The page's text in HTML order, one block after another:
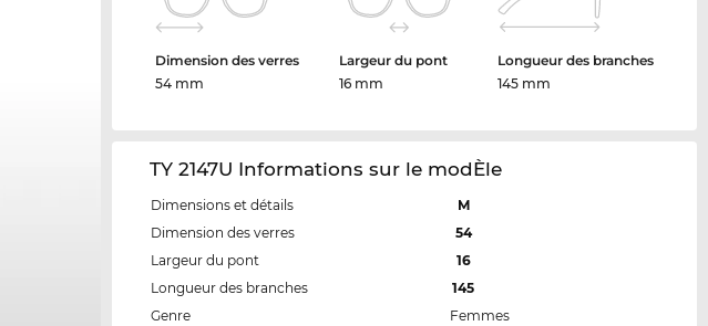
Dimension des verres
54 mm
Largeur du pont
16 mm
Longueur des branches
145 mm
TY 2147U Informations sur le modÈle
Dimensions et détails
M
Dimension des verres
54
Largeur du pont
16
Longueur des branches
145
Genre
Femmes